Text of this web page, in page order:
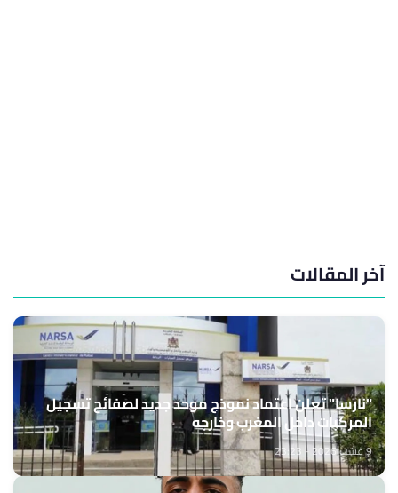
آخر المقالات
"نارسا" تعلن اعتماد نموذج موحد جديد لصفائح تسجيل
المركبات داخل المغرب وخارجه
9 غشت 2026 - 23:23